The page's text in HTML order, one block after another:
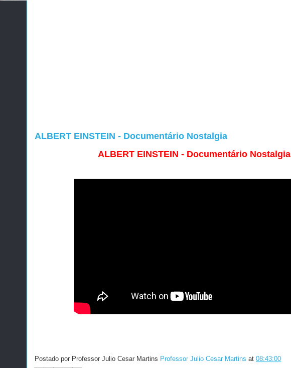
ALBERT EINSTEIN - Documentário Nostalgia
ALBERT EINSTEIN - Documentário Nostalgia
Postado por Professor Julio Cesar Martins Professor Julio Cesar Martins at 08:43:00